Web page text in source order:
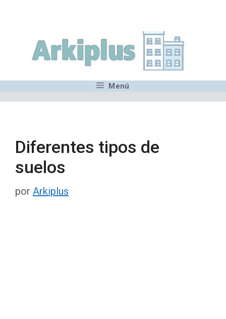
contenido
Menú
Diferentes tipos de
suelos
por Arkiplus